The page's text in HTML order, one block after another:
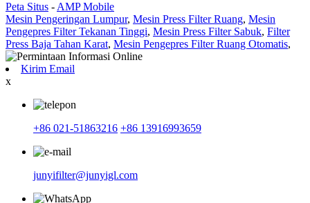
Peta Situs - AMP Mobile
Mesin Pengeringan Lumpur, Mesin Press Filter Ruang, Mesin
Pengepres Filter Tekanan Tinggi, Mesin Press Filter Sabuk, Filter
Press Baja Tahan Karat, Mesin Pengepres Filter Ruang Otomatis,
Kirim Email
x
+86 021-51863216 +86 13916993659
junyifilter@junyigl.com